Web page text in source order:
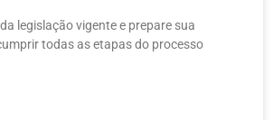
legislação vigente e prepare sua
todas as etapas do processo